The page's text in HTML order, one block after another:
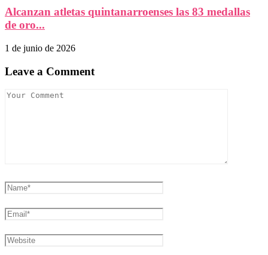
Alcanzan atletas quintanarroenses las 83 medallas
de oro...
1 de junio de 2026
Leave a Comment